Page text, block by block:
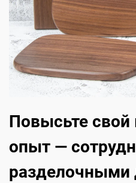
Повысьте свой
опыт —
разделочными